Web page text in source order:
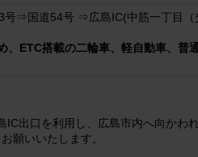
⇒国道54号 ⇒広島IC(中筋一丁目（
ETC搭載の二輪車、軽自動車、普
出口を利用し、広島市内へ向かわ
願いいたします。